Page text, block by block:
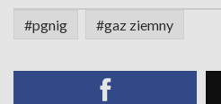
#pgnig #gaz ziemny